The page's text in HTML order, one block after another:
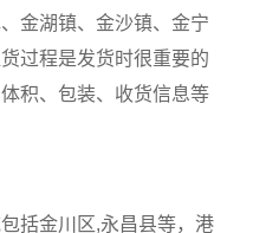
金湖镇、金沙镇、金宁
过程是发货时很重要的
积、包装、收货信息等
括金川区,永昌县等，港